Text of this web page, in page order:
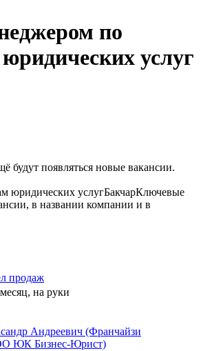
по
услуг
будут появляться новые вакансии.
юридических услугБакчарКлючевые
в названии компании и в
продаж
на руки
Андреевич (Франчайзи
ЮК Бизнес-Юрист)